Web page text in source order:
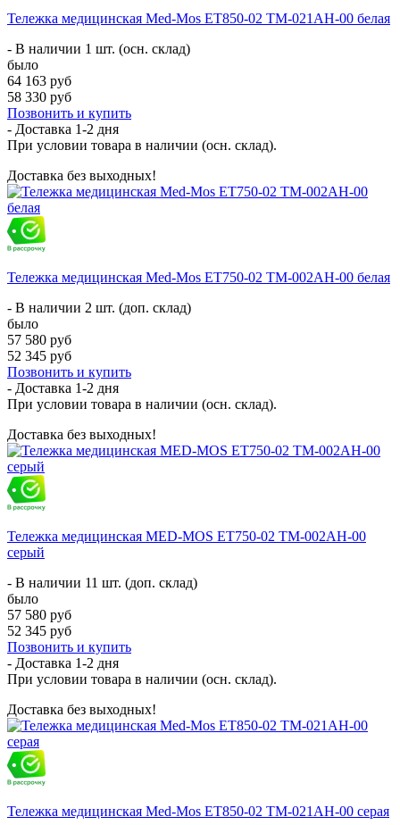
Тележка медицинская Med-Mos ЕТ850-02 ТМ-021АН-00 белая
- В наличии 1 шт. (осн. склад)
было
64 163 руб
58 330 руб
Позвонить и купить
- Доставка 1-2 дня
При условии товара в наличии (осн. склад).
Доставка без выходных!
Тележка медицинская Med-Mos ЕТ750-02 ТМ-002АН-00 белая
- В наличии 2 шт. (доп. склад)
было
57 580 руб
52 345 руб
Позвонить и купить
- Доставка 1-2 дня
При условии товара в наличии (осн. склад).
Доставка без выходных!
Тележка медицинская MED-MOS ЕТ750-02 ТМ-002АН-00
серый
- В наличии 11 шт. (доп. склад)
было
57 580 руб
52 345 руб
Позвонить и купить
- Доставка 1-2 дня
При условии товара в наличии (осн. склад).
Доставка без выходных!
Тележка медицинская Med-Mos ЕТ850-02 ТМ-021АН-00 серая